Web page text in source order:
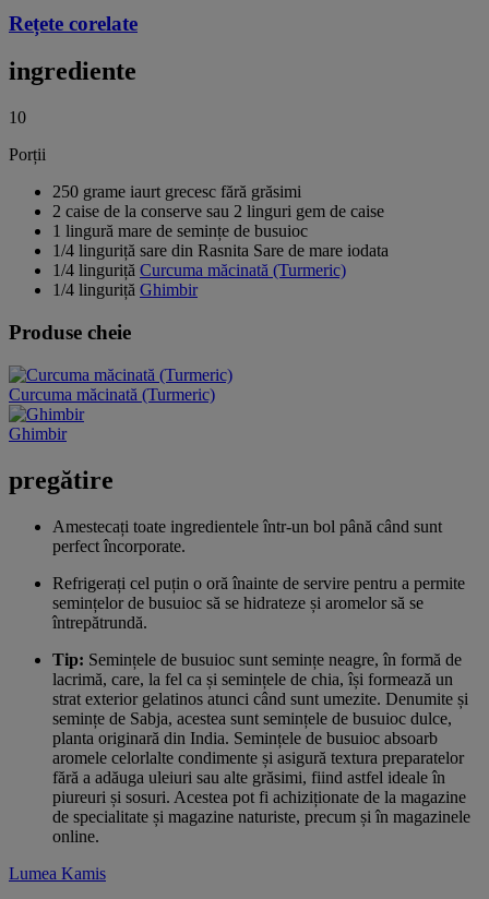
Rețete corelate
ingrediente
10
Porții
250 grame iaurt grecesc fără grăsimi
2 caise de la conserve sau 2 linguri gem de caise
1 lingură mare de semințe de busuioc
1/4 linguriță sare din Rasnita Sare de mare iodata
1/4 linguriță Curcuma măcinată (Turmeric)
1/4 linguriță Ghimbir
Produse cheie
Curcuma măcinată (Turmeric)
Ghimbir
pregătire
Amestecați toate ingredientele într-un bol până când sunt
perfect încorporate.
Refrigerați cel puțin o oră înainte de servire pentru a permite
semințelor de busuioc să se hidrateze și aromelor să se
întrepătrundă.
Tip: Semințele de busuioc sunt semințe neagre, în formă de
lacrimă, care, la fel ca și semințele de chia, își formează un
strat exterior gelatinos atunci când sunt umezite. Denumite și
semințe de Sabja, acestea sunt semințele de busuioc dulce,
planta originară din India. Semințele de busuioc absoarb
aromele celorlalte condimente și asigură textura preparatelor
fără a adăuga uleiuri sau alte grăsimi, fiind astfel ideale în
piureuri și sosuri. Acestea pot fi achiziționate de la magazine
de specialitate și magazine naturiste, precum și în magazinele
online.
Lumea Kamis